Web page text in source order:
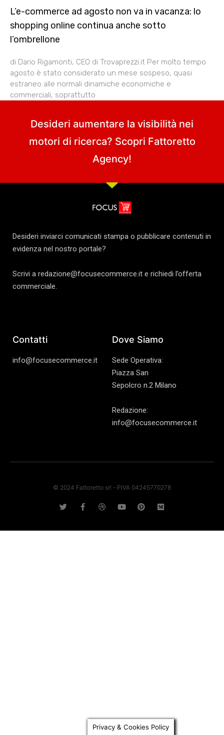
L’e-commerce ad agosto non va in vacanza: lo
shopping online continua anche sotto
l’ombrellone
di Dario Rigamonti, CEO di Trovaprezzi.it Per molto tempo
agosto è stato considerato un mese sospeso, quasi
estraneo alle normali dinamiche economiche e
commerciali, soprattutto
Desideri aumentare la visibilità nei
motori di ricerca? Scopri Fattoretto
Agency!
Desideri inviarci comunicati stampa o pubblicare contenuti in
evidenza nel nostro portale?
Scrivi a redazione@focusecommerce.it e richiedi l’offerta
commerciale.
Contatti
info@focusecommerce.it
Dove Siamo
Sede Operativa:
Piazza San
Sepolcro n.2 Milano
Redazione:
info@focusecommerce.it
© 2024 Fattoretto srl - PIVA 04245770278
Privacy & Cookies Policy